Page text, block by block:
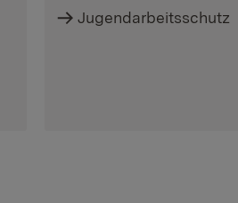
Jugendarbeitsschutz